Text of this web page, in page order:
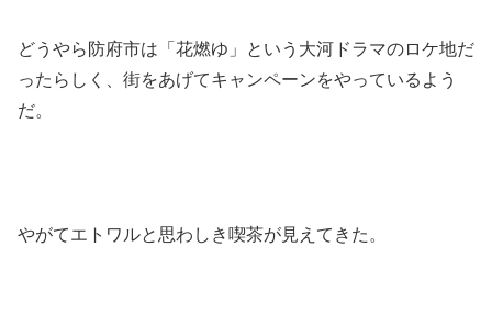
どうやら防府市は「花燃ゆ」という大河ドラマのロケ地だ
ったらしく、街をあげてキャンペーンをやっているよう
だ。
やがてエトワルと思わしき喫茶が見えてきた。